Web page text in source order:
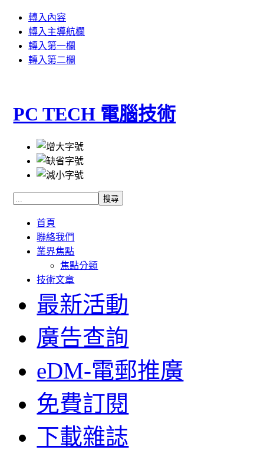
轉入內容
轉入主導航欄
轉入第一欄
轉入第二欄
PC TECH 電腦技術
首頁
聯絡我們
業界焦點
焦點分類
技術文章
最新活動
廣告查詢
eDM-電郵推廣
免費訂閱
下載雜誌